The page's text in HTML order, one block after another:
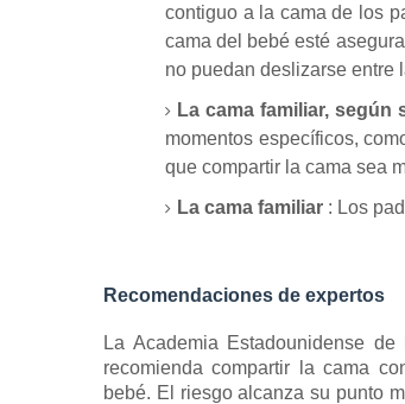
contiguo a la cama de los
cama del bebé esté
no puedan deslizarse entre
La cama familiar, según
momentos específicos,
que compartir la cama sea
La cama familiar : Los
Recomendaciones de expertos
La Academia Estadounidense
recomienda compartir la cama
bebé. El riesgo alcanza su punto